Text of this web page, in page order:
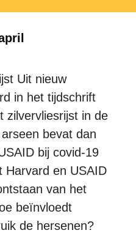
Uit nieuw
in het tijdschrift
zilvervliesrijst in de
bevat dan
bij covid-19
Harvard en USAID
van het
beïnvloedt
de hersenen?